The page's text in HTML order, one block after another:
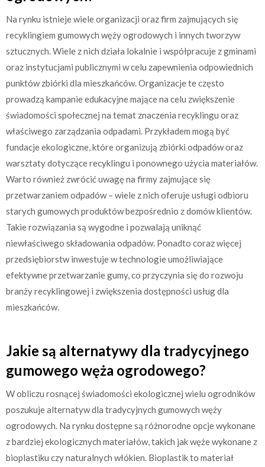
Na rynku istnieje wiele organizacji oraz firm zajmujących się
recyklingiem gumowych węży ogrodowych i innych tworzyw
sztucznych. Wiele z nich działa lokalnie i współpracuje z gminami
oraz instytucjami publicznymi w celu zapewnienia odpowiednich
punktów zbiórki dla mieszkańców. Organizacje te często
prowadzą kampanie edukacyjne mające na celu zwiększenie
świadomości społecznej na temat znaczenia recyklingu oraz
właściwego zarządzania odpadami. Przykładem mogą być
fundacje ekologiczne, które organizują zbiórki odpadów oraz
warsztaty dotyczące recyklingu i ponownego użycia materiałów.
Warto również zwrócić uwagę na firmy zajmujące się
przetwarzaniem odpadów – wiele z nich oferuje usługi odbioru
starych gumowych produktów bezpośrednio z domów klientów.
Takie rozwiązania są wygodne i pozwalają uniknąć
niewłaściwego składowania odpadów. Ponadto coraz więcej
przedsiębiorstw inwestuje w technologie umożliwiające
efektywne przetwarzanie gumy, co przyczynia się do rozwoju
branży recyklingowej i zwiększenia dostępności usług dla
mieszkańców.
Jakie są alternatywy dla tradycyjnego
gumowego węża ogrodowego?
W obliczu rosnącej świadomości ekologicznej wielu ogrodników
poszukuje alternatyw dla tradycyjnych gumowych węży
ogrodowych. Na rynku dostępne są różnorodne opcje wykonane
z bardziej ekologicznych materiałów, takich jak węże wykonane z
bioplastiku czy naturalnych włókien. Bioplastik to materiał